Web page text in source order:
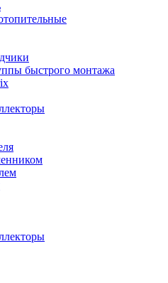
быстрого монтажа